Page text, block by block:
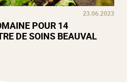
23.06.2023
POUR 14
DE SOINS BEAUVAL